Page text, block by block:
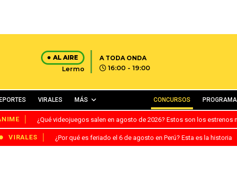
AL AIRE
Lermo
A TODA ONDA
16:00 - 19:00
VIRALES MÁS CONCURSOS
¿Qué videojuegos salen en agosto de 2026? Estos son los estrenos
VIRALES ¿Por qué es feriado el 6 de agosto en Perú? Esta es la historia